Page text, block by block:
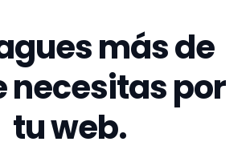
más de
necesitas por
tu web.